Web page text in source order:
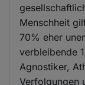
Menschheit
70% eher
verbleibende
Agnostiker,
Verfolgungen